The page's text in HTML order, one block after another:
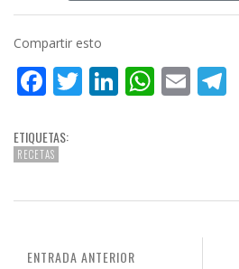
Compartir esto
Facebook
Twitter
LinkedIn
ETIQUETAS:
RECETAS
ENTRADA ANTERIOR